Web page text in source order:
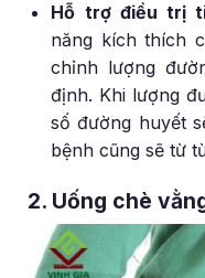
Hỗ trợ điều trị
năng kích thích
chỉnh lượng
định. Khi lượng
số đường huyết
bệnh cũng sẽ từ
2. Uống chè